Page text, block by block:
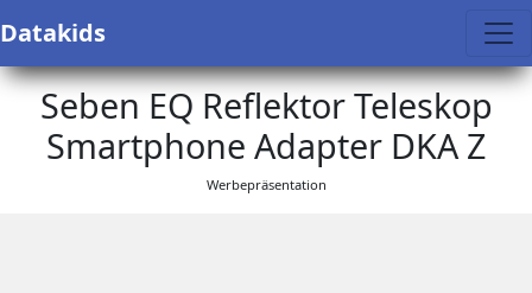
Datakids
Seben EQ Reflektor Teleskop
Smartphone Adapter DKA Z
Werbepräsentation